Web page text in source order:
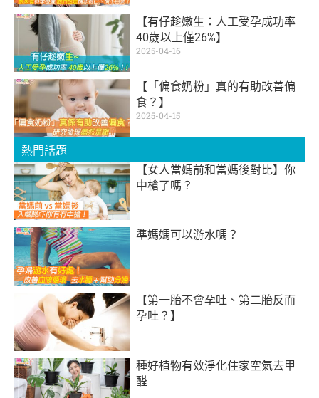
【有仔趁嫩生：人工受孕成功率
40歲以上僅26%】
2025-04-16
【「偏食奶粉」真的有助改善偏
食？】
2025-04-15
熱門話題
【女人當媽前和當媽後對比】你
中槍了嗎？
準媽媽可以游水嗎？
【第一胎不會孕吐、第二胎反而
孕吐？】
種好植物有效淨化住家空氣去甲
醛